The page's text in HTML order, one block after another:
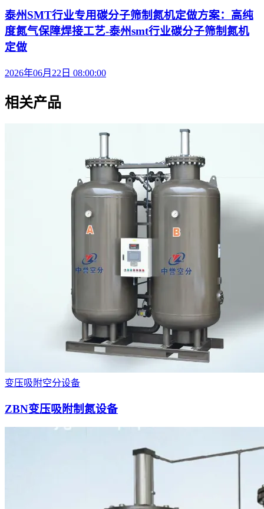
泰州SMT行业专用碳分子筛制氮机定做方案：高纯
度氮气保障焊接工艺-泰州smt行业碳分子筛制氮机
定做
2026年06月22日 08:00:00
相关产品
变压吸附空分设备
ZBN变压吸附制氮设备